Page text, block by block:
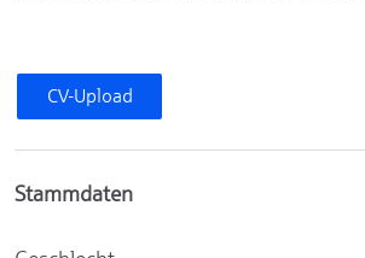
CV-Upload
Stammdaten